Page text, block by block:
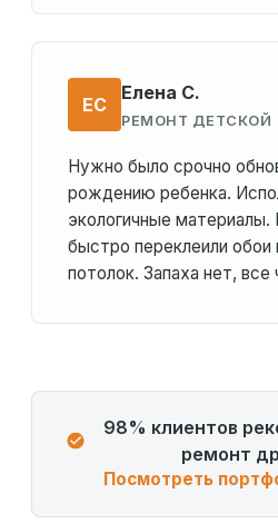
ЕС
Елена С.
РЕМОНТ ДЕТСКОЙ
Нужно было срочно
рождению ребенка.
экологичные материалы.
быстро переклеили обои
потолок. Запаха нет, все
98% клиентов
ремонт
Посмотреть